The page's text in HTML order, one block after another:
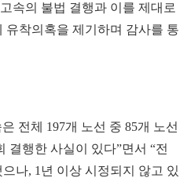
속의 불법 결행과 이를 제대로
유착의혹을 제기하며 감사를 통
전체 197개 노선 중 85개 노선
결행한 사실이 있다”면서 “전
나, 1년 이상 시정되지 않고 있